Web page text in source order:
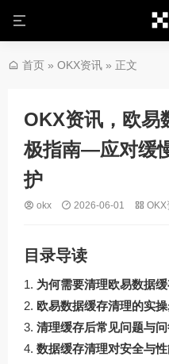
首页 » OKX资讯 » 正文
OKX资讯，欧易
极指南—应对缓
护
okx 2026-06-01 OKX
目录导读
为何需要清理欧易数据缓
欧易数据缓存清理的实
清理缓存后常见问题与
数据缓存清理对安全与